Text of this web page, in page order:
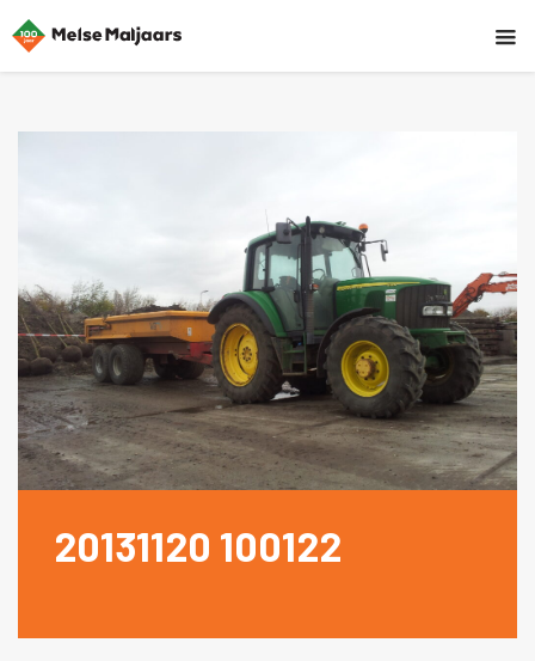
20131120 100122